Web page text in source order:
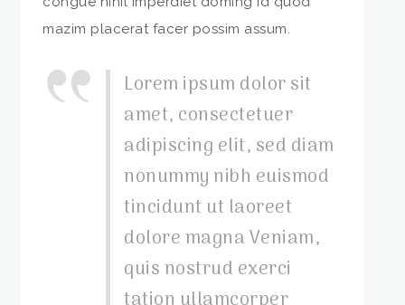
mazim placerat facer possim assum.
Lorem ipsum dolor sit
amet, consectetuer
adipiscing elit, sed diam
nonummy nibh euismod
tincidunt ut laoreet
dolore magna Veniam,
quis nostrud exerci